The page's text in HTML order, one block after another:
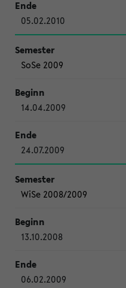
05.02.2010
SoSe 2009
14.04.2009
24.07.2009
WiSe 2008/2009
13.10.2008
06.02.2009